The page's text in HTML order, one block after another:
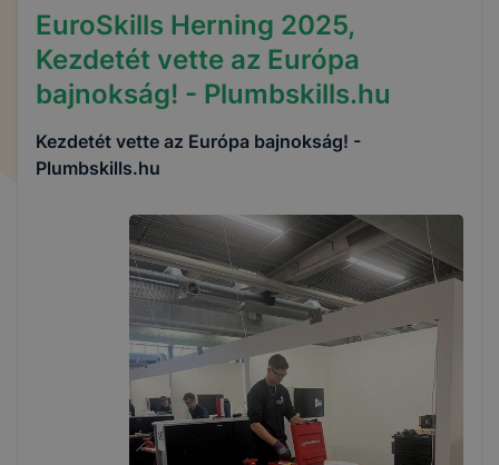
EuroSkills Herning 2025,
Kezdetét vette az Európa
bajnokság! - Plumbskills.hu
Kezdetét vette az Európa bajnokság! -
Plumbskills.hu